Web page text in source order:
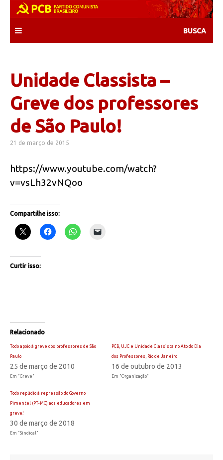
content
Unidade Classista –
Greve dos professores
de São Paulo!
21 de março de 2015
https://www.youtube.com/watch?
v=vsLh32vNQoo
Compartilhe isso:
Curtir isso:
Relacionado
Todo apoio à greve dos professores de São
Paulo
25 de março de 2010
Em "Greve"
PCB, UJC e Unidade Classista no Ato do Dia
dos Professores, Rio de Janeiro
16 de outubro de 2013
Em "Organização"
Todo repúdio à repressão do Governo
Pimentel (PT-MG) aos educadores em
greve!
30 de março de 2018
Em "Sindical"